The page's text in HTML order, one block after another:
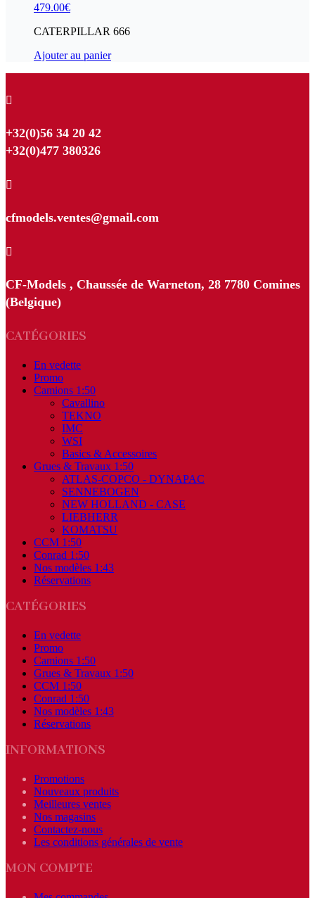
479.00€
CATERPILLAR 666
Ajouter au panier

+32(0)56 34 20 42
+32(0)477 380326

cfmodels.ventes@gmail.com

CF-Models , Chaussée de Warneton, 28 7780 Comines
(Belgique)
CATÉGORIES
En vedette
Promo
Camions 1:50
Cavallino
TEKNO
IMC
WSI
Basics & Accessoires
Grues & Travaux 1:50
ATLAS-COPCO - DYNAPAC
SENNEBOGEN
NEW HOLLAND - CASE
LIEBHERR
KOMATSU
CCM 1:50
Conrad 1:50
Nos modèles 1:43
Réservations
CATÉGORIES
En vedette
Promo
Camions 1:50
Grues & Travaux 1:50
CCM 1:50
Conrad 1:50
Nos modèles 1:43
Réservations
INFORMATIONS
Promotions
Nouveaux produits
Meilleures ventes
Nos magasins
Contactez-nous
Les conditions générales de vente
MON COMPTE